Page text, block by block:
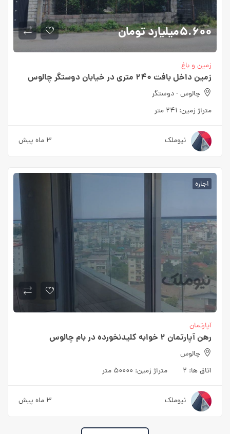
5.600میلیارد تومان
زمین و باغ
زمین داخل بافت 240 متری در خیابان دوستگر چالوس
چالوس - دوستگر
متراژ زمین: 241 متر
نیوملک 3 ماه پیش
اجاره
آپارتمان
رهن آپارتمان 2 خوابه کلیدنخورده در بام چالوس
چالوس
اتاق ها: 2 متراژ زمین: 50000 متر
نیوملک 3 ماه پیش